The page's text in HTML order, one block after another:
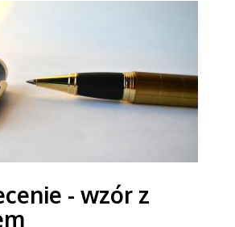
- wzór z